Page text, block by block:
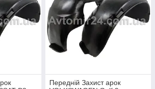
Передній Захист арок